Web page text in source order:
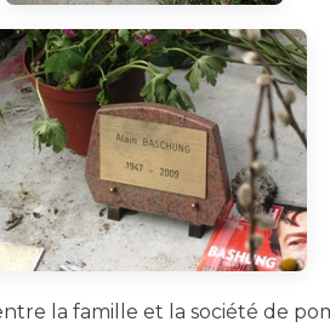
la famille et la société de